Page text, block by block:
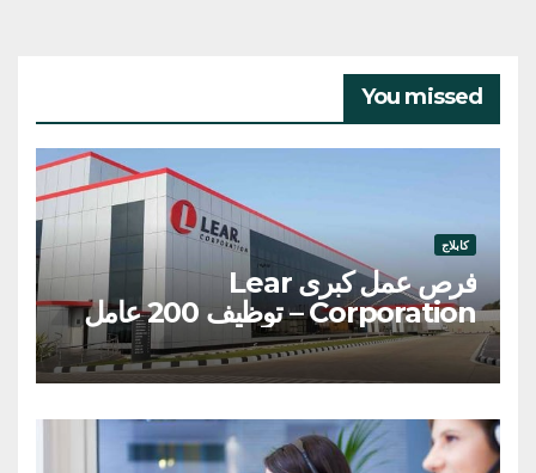
You missed
كابلاج
فرص عمل كبرى Lear
Corporation – توظيف 200 عامل
وعاملة